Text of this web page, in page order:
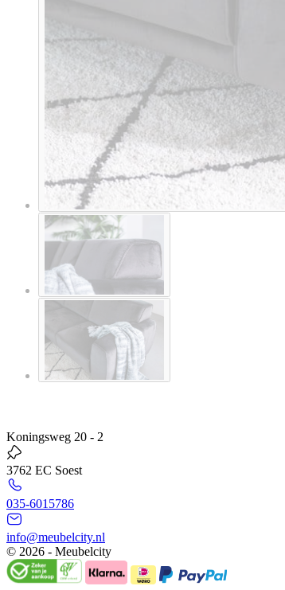
Koningsweg 20 - 2
3762 EC Soest
035-6015786
info@meubelcity.nl
© 2026 - Meubelcity